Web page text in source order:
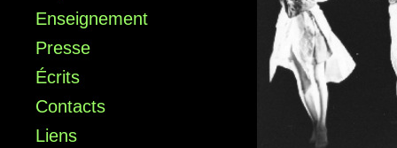
Enseignement
Presse
Écrits
Contacts
Liens